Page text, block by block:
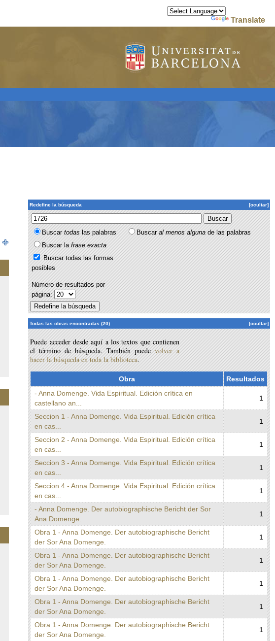
Translate
[ocultar]
Redefine la búsqueda
Buscartodaslas palabras Buscaral menos algunade las palabras
Buscar lafrase exacta
Buscar todas las formas
posibles
Número de resultados por
página:
[ocultar]
Todas las obras encontradas (20)
Puede acceder desde aquí a los textos que contienen
el término de búsqueda. También puedevolver a
hacer la búsqueda en toda la biblioteca.
Obra
Resultados
- Anna Domenge. Vida Espiritual. Edición crítica en
castellano an...
1
Seccion 1 - Anna Domenge. Vida Espiritual. Edición crítica
en cas...
1
Seccion 2 - Anna Domenge. Vida Espiritual. Edición crítica
en cas...
1
Seccion 3 - Anna Domenge. Vida Espiritual. Edición crítica
en cas...
1
Seccion 4 - Anna Domenge. Vida Espiritual. Edición crítica
en cas...
1
- Anna Domenge. Der autobiographische Bericht der Sor
Ana Domenge.
1
Obra 1 - Anna Domenge. Der autobiographische Bericht
der Sor Ana Domenge.
1
Obra 1 - Anna Domenge. Der autobiographische Bericht
der Sor Ana Domenge.
1
Obra 1 - Anna Domenge. Der autobiographische Bericht
der Sor Ana Domenge.
1
Obra 1 - Anna Domenge. Der autobiographische Bericht
der Sor Ana Domenge.
1
Obra 1 - Anna Domenge. Der autobiographische Bericht
der Sor Ana Domenge.
1